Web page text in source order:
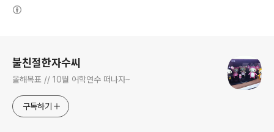
불친절한자수씨
올해목표 // 10월 어학연수 떠나자~
구독하기